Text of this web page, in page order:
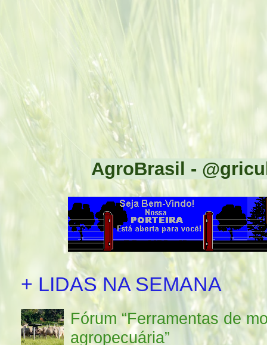
AgroBrasil -
+ LIDAS NA SEMANA
Fórum “Ferramentas de
agropecuária”